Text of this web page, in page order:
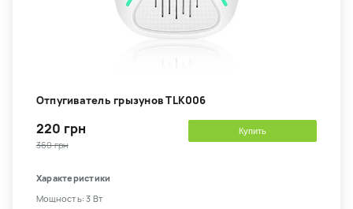
Отпугиватель грызунов TLK006
220 грн
360 грн
Купить
Характеристики
Мощность: 3 Вт